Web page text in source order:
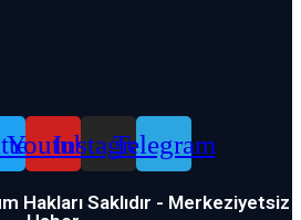
YoutubeInstagramTelegram
Hakları Saklıdır - Merkeziyetsiz